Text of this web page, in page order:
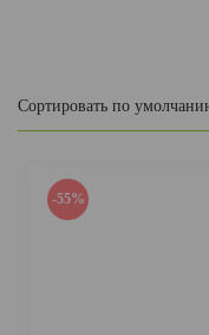
ПОДВЕСКИ
Сортировать по
-55%